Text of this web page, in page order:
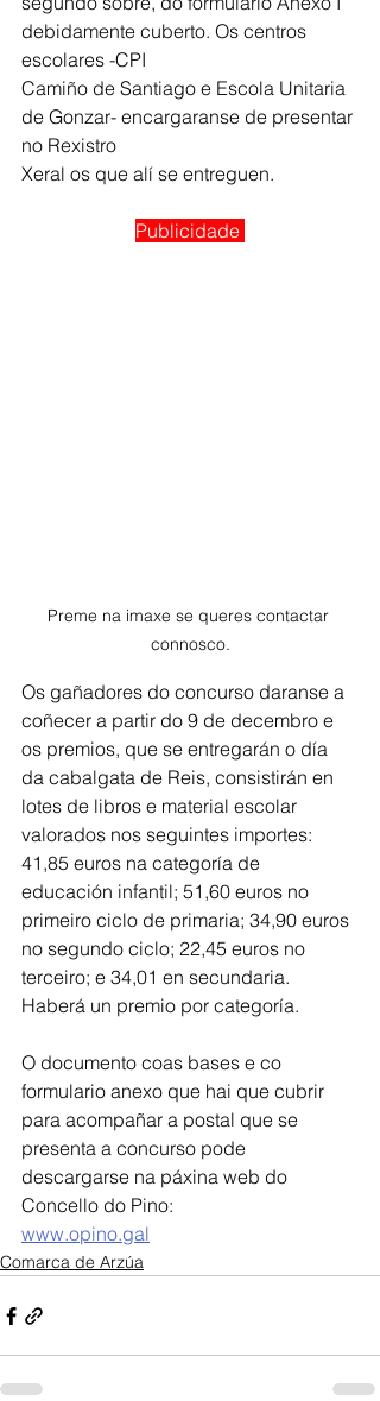
debidamente cuberto. Os centros
escolares -CPI
Camiño de Santiago e Escola Unitaria
de Gonzar- encargaranse de presentar
no Rexistro
Xeral os que alí se entreguen.
Publicidade
Preme na imaxe se queres contactar
connosco.
Os gañadores do concurso daranse a
coñecer a partir do 9 de decembro e
os premios, que se entregarán o día
da cabalgata de Reis, consistirán en
lotes de libros e material escolar
valorados nos seguintes importes:
41,85 euros na categoría de
educación infantil; 51,60 euros no
primeiro ciclo de primaria; 34,90 euros
no segundo ciclo; 22,45 euros no
terceiro; e 34,01 en secundaria.
Haberá un premio por categoría.
O documento coas bases e co
formulario anexo que hai que cubrir
para acompañar a postal que se
presenta a concurso pode
descargarse na páxina web do
Concello do Pino:
www.opino.gal
Comarca de Arzúa